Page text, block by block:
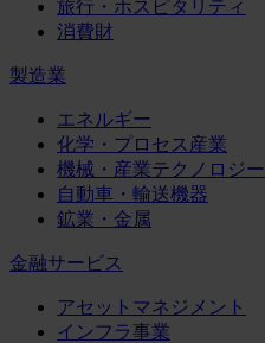
旅行・ホスピタリティ
消費財
製造業
エネルギー
化学・プロセス産業
機械・産業テクノロジー
自動車・輸送機器
鉱業・金属
金融サービス
アセットマネジメント
インフラ事業